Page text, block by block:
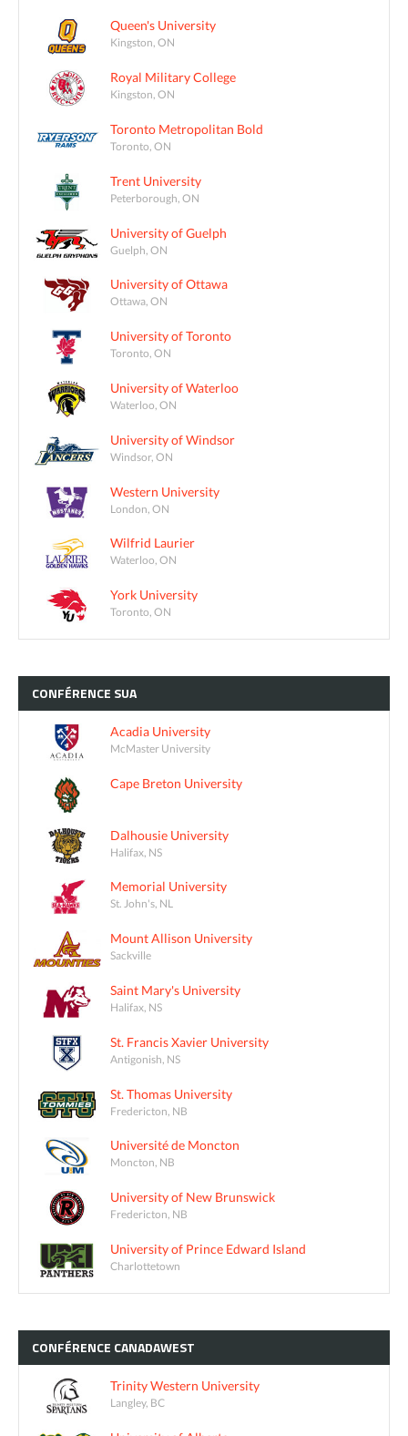
Queen's University
Kingston, ON
Royal Military College
Kingston, ON
Toronto Metropolitan Bold
Toronto, ON
Trent University
Peterborough, ON
University of Guelph
Guelph, ON
University of Ottawa
Ottawa, ON
University of Toronto
Toronto, ON
University of Waterloo
Waterloo, ON
University of Windsor
Windsor, ON
Western University
London, ON
Wilfrid Laurier
Waterloo, ON
York University
Toronto, ON
CONFÉRENCE SUA
Acadia University
McMaster University
Cape Breton University
Dalhousie University
Halifax, NS
Memorial University
St. John's, NL
Mount Allison University
Sackville
Saint Mary's University
Halifax, NS
St. Francis Xavier University
Antigonish, NS
St. Thomas University
Fredericton, NB
Université de Moncton
Moncton, NB
University of New Brunswick
Fredericton, NB
University of Prince Edward Island
Charlottetown
CONFÉRENCE CANADAWEST
Trinity Western University
Langley, BC